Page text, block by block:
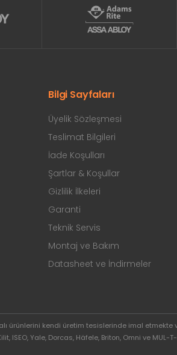
Bilgi Sayfaları
Üyelik Sözleşmesi
Teslimat Bilgileri
İade Koşulları
Şartlar & Koşullar
Gizlilik İlkeleri
Garanti
Teknik Servis
Montaj ve Bakım
Datasheet ve İndirmeler
ürünlerini kendi üretim tesislerinde imal
ISEO, Yale, Dorcas, Häfele, Briton, Omni ve